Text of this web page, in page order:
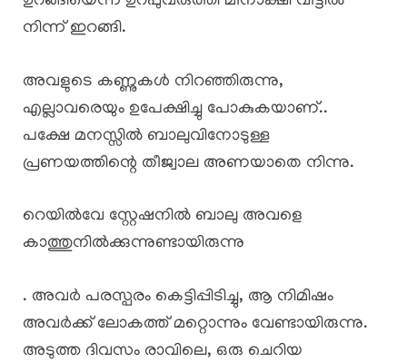
നിന്ന് ഇറങ്ങി.
അവളുടെ കണ്ണുകൾ നിറഞ്ഞിരുന്നു,
എല്ലാവരെയും ഉപേക്ഷിച്ചു പോകുകയാണ്..
പക്ഷേ മനസ്സിൽ ബാലുവിനോടുള്ള
പ്രണയത്തിന്റെ തീജ്വാല അണയാതെ നിന്നു.
റെയിൽവേ സ്റ്റേഷനിൽ ബാലു അവളെ
കാത്തുനിൽക്കുന്നുണ്ടായിരുന്നു
. അവർ പരസ്പരം കെട്ടിപ്പിടിച്ചു, ആ നിമിഷം
അവർക്ക് ലോകത്ത് മറ്റൊന്നും വേണ്ടായിരുന്നു.
അടുത്ത ദിവസം രാവിലെ, ഒരു ചെറിയ